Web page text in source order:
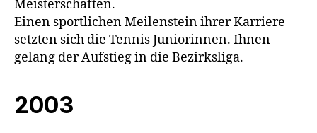
Meisterschaften.
Einen sportlichen Meilenstein ihrer Karriere
setzten sich die Tennis Juniorinnen. Ihnen
gelang der Aufstieg in die Bezirksliga.
2003